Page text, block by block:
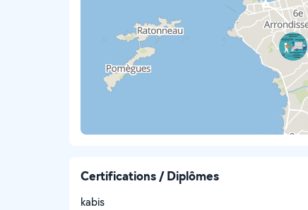
Certifications / Diplômes
kabis